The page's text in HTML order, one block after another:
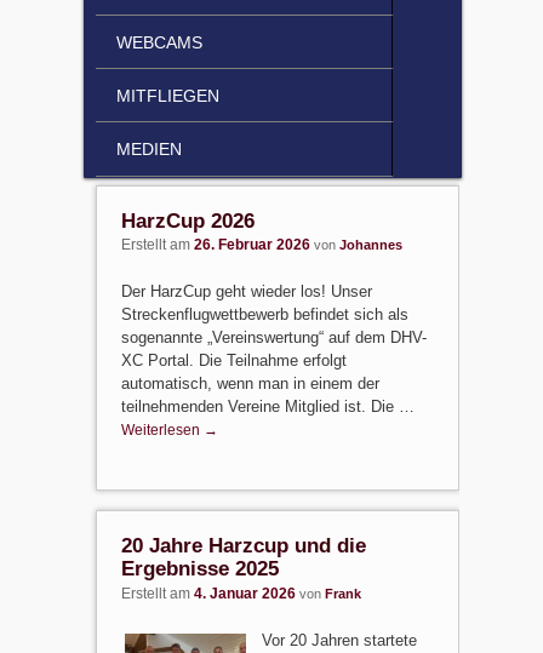
WEBCAMS
MITFLIEGEN
MEDIEN
HarzCup 2026
Erstellt am 26. Februar 2026 von Johannes
Der HarzCup geht wieder los! Unser
Streckenflugwettbewerb befindet sich als
sogenannte „Vereinswertung“ auf dem DHV-
XC Portal. Die Teilnahme erfolgt
automatisch, wenn man in einem der
teilnehmenden Vereine Mitglied ist. Die …
Weiterlesen →
20 Jahre Harzcup und die
Ergebnisse 2025
Erstellt am 4. Januar 2026 von Frank
Vor 20 Jahren startete